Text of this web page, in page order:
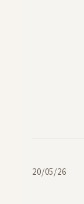
20/05/26